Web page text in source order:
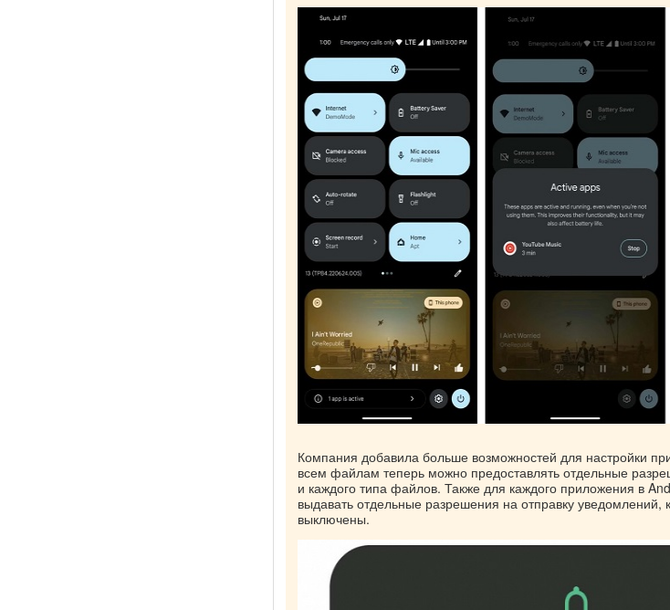
Компания добавила больше возможностей для настройки
всем файлам теперь можно предоставлять отдельные
и каждого типа файлов. Также для каждого приложения в
выдавать отдельные разрешения на отправку
выключены.